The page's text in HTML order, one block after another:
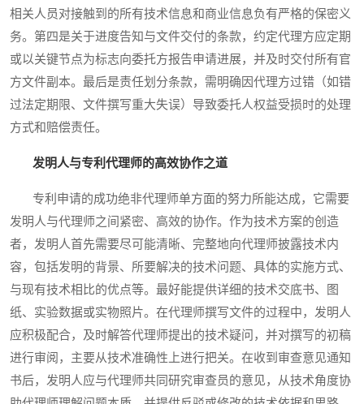
相关人员对接触到的所有技术信息和商业信息负有严格的保密义
务。第四是关于进度告知与文件交付的条款，约定代理方应定期
或以关键节点为标志向委托方报告申请进展，并及时交付所有官
方文件副本。最后是责任划分条款，需明确因代理方过错（如错
过法定期限、文件撰写重大失误）导致委托人权益受损时的处理
方式和赔偿责任。
发明人与专利代理师的高效协作之道
专利申请的成功绝非代理师单方面的努力所能达成，它需要
发明人与代理师之间紧密、高效的协作。作为技术方案的创造
者，发明人首先需要尽可能清晰、完整地向代理师披露技术内
容，包括发明的背景、所要解决的技术问题、具体的实施方式、
与现有技术相比的优点等。最好能提供详细的技术交底书、图
纸、实验数据或实物照片。在代理师撰写文件的过程中，发明人
应积极配合，及时解答代理师提出的技术疑问，并对撰写的初稿
进行审阅，主要从技术准确性上进行把关。在收到审查意见通知
书后，发明人应与代理师共同研究审查员的意见，从技术角度协